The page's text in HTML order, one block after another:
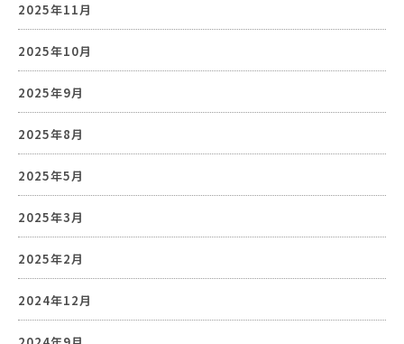
2025年11月
2025年10月
2025年9月
2025年8月
2025年5月
2025年3月
2025年2月
2024年12月